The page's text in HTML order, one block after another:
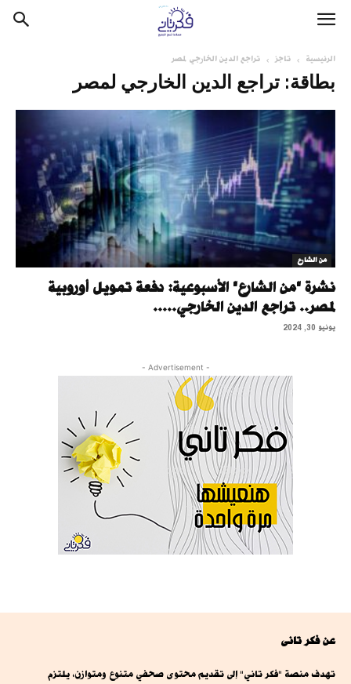
الرئيسية تاجز تراجع الدين الخارجي لمصر
بطاقة: تراجع الدين الخارجي لمصر
من الشارع
نشرة "من الشارع" الأسبوعية: دفعة تمويل أوروبية
لمصر.. تراجع الدين الخارجي.....
يونيو 30, 2024
- Advertisement -
عن فكر تانى
تهدف منصة "فكر تاني" إلى تقديم محتوى صحفي متنوع ومتوازن، يلتزم